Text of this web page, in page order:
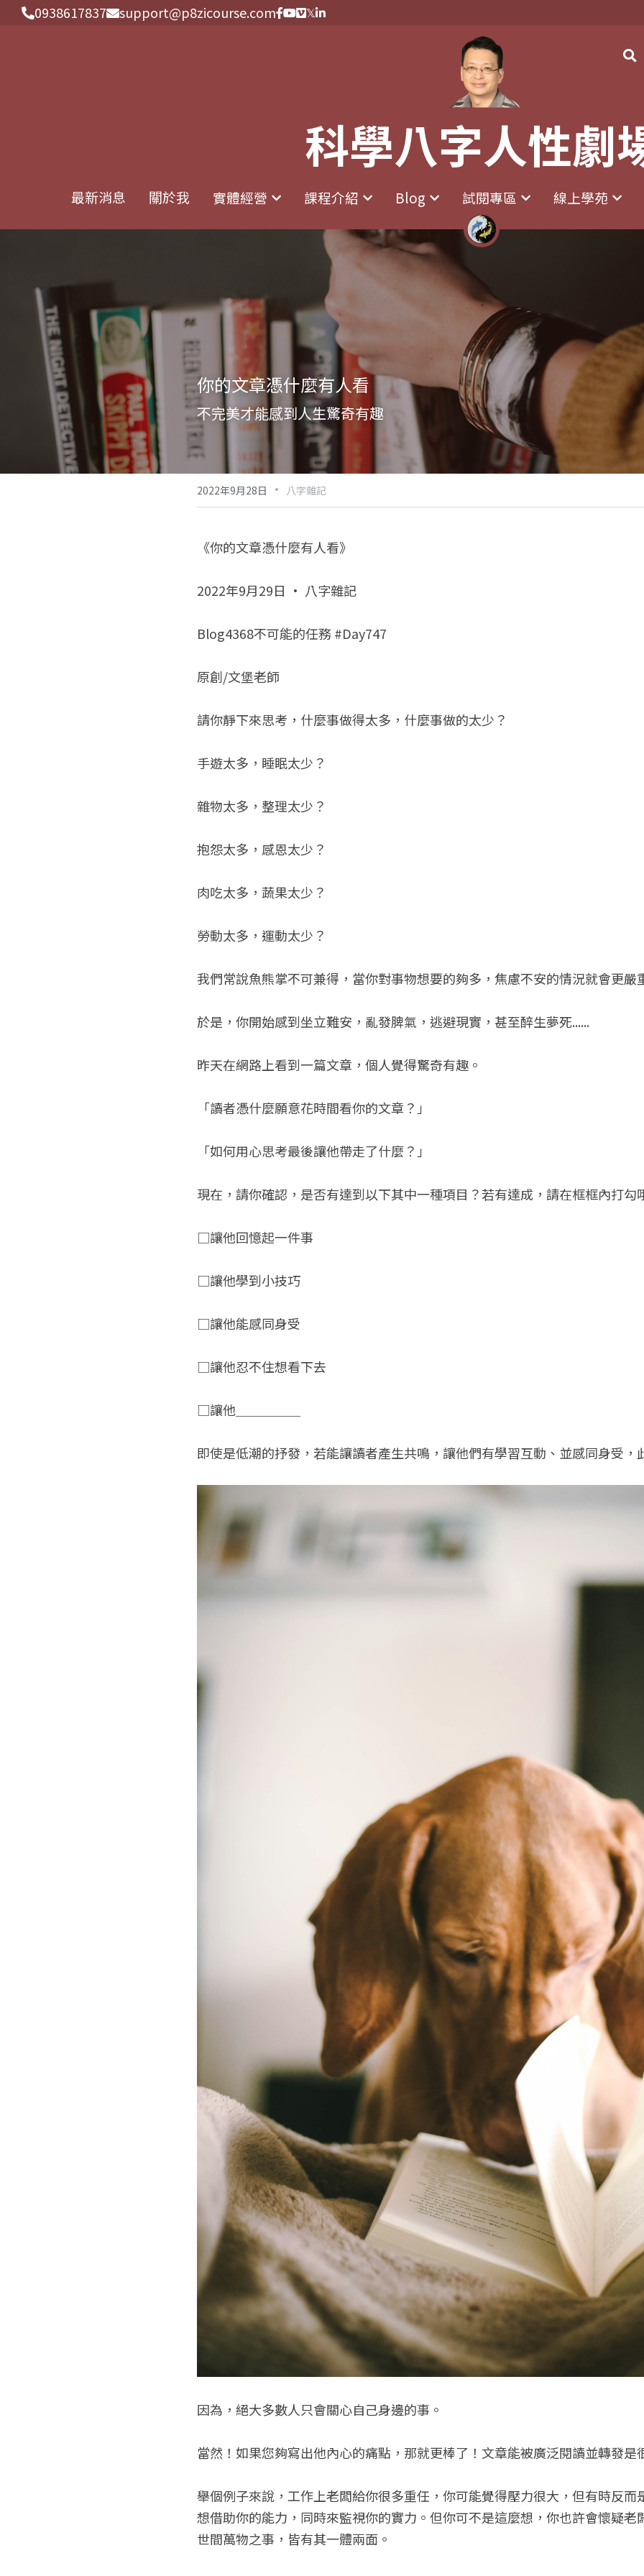
0938617837 support@p8zicourse.com
科學八字人性劇
最新消息 關於我 實體經營 課程介紹 Blog 試閱專區 線上學苑
0938617837 support@p8zicourse.com
科學八字人性劇
最新消息 關於我 實體經營 課程介紹 Blog 試閱專區 線上學苑
你的文章憑什麼有人看
不完美才能感到人生驚奇有趣
2022年9月28日 · 八字雜記
《你的文章憑什麼有人看》
2022年9月29日 · 八字雜記
Blog4368不可能的任務 #Day747
原創/文堡老師
請你靜下來思考，什麼事做得太多，什麼事做的太少？
手遊太多，睡眠太少？
雜物太多，整理太少？
抱怨太多，感恩太少？
肉吃太多，蔬果太少？
勞動太多，運動太少？
我們常說魚熊掌不可兼得，當你對事物想要的夠多，焦慮不安的情況就會更嚴
於是，你開始感到坐立難安，亂發脾氣，逃避現實，甚至醉生夢死......
昨天在網路上看到一篇文章，個人覺得驚奇有趣。
「讀者憑什麼願意花時間看你的文章？」
「如何用心思考最後讓他帶走了什麼？」
現在，請你確認，是否有達到以下其中一種項目？若有達成，請在框框內打勾
□讓他回憶起一件事
□讓他學到小技巧
□讓他能感同身受
□讓他忍不住想看下去
□讓他＿＿＿＿＿
即使是低潮的抒發，若能讓讀者產生共鳴，讓他們有學習互動、並感同身受，
因為，絕大多數人只會關心自己身邊的事。
當然！如果您夠寫出他內心的痛點，那就更棒了！文章能被廣泛閱讀並轉發是
舉個例子來說，工作上老闆給你很多重任，你可能覺得壓力很大，但有時反而
想借助你的能力，同時來監視你的實力。但你可不是這麼想，你也許會懷疑老
世間萬物之事，皆有其一體兩面。